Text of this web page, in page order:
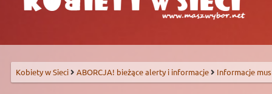
Kobiety w Sieci ABORCJA! bieżące alerty i informacje Informacje